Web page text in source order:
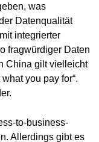
was
Datenqualität
integrierter
fragwürdiger Daten
China gilt vielleicht
you pay for“.
to-business-
Allerdings gibt es